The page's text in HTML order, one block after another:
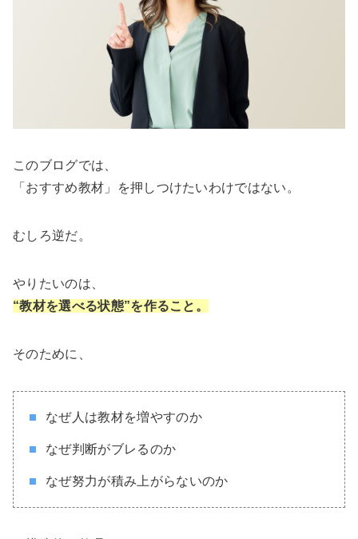
このブログでは、
「おすすめ教材」を押しつけたいわけではない。
むしろ逆だ。
やりたいのは、
“教材を選べる状態”を作ること。
そのために、
なぜ人は教材を増やすのか
なぜ判断がブレるのか
なぜ努力が積み上がらないのか